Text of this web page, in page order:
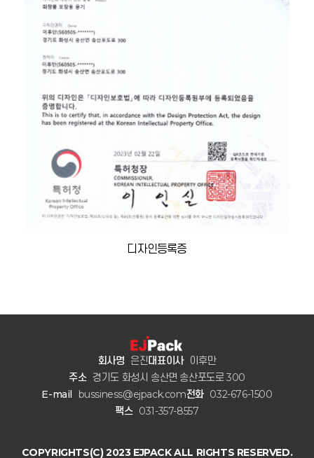
디자인등록증
회사명 은진대표이사 이후만
주소 경기도 화성시 송산면 송산포도로 300
E-mail
bussiness@ejpack.com전화 032-676-1500
팩스 031-357-8557
COPYRIGHTS(C) 2023 EJPACK ALL RIGHTS RESERVED.